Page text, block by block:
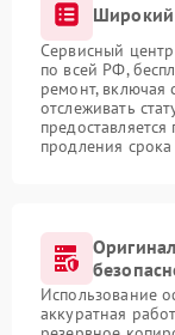
Широкий
Сервисный центр
по всей РФ,
ремонт, включая
отслеживать
продления
Использование
аккуратная